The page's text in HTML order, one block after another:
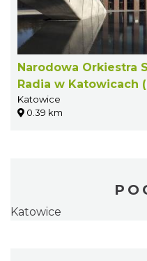
Narodowa Orkiestra
Radia w Katowicach
Katowice
0.39 km
Katowice